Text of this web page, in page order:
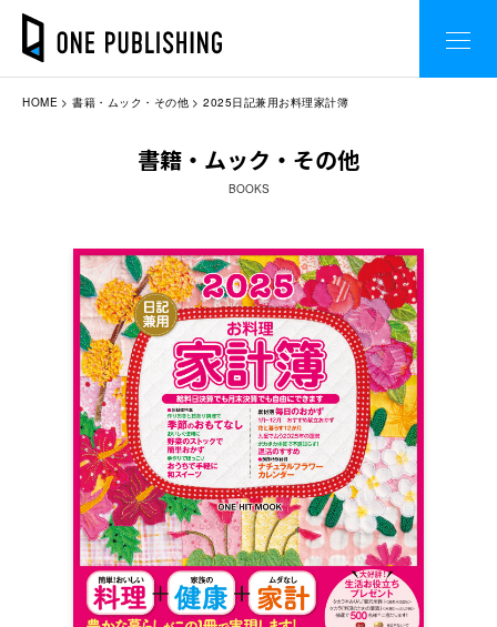
HOME 書籍・ムック・その他 2025日記兼用お料理家計簿
書籍・ムック・その他
BOOKS